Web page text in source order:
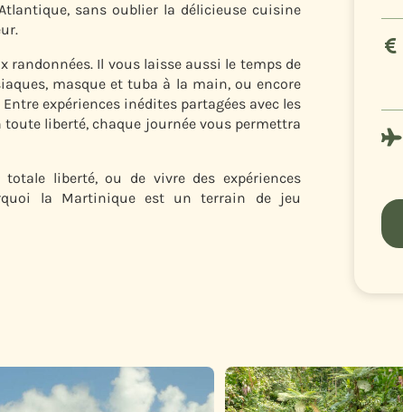
sans oublier la délicieuse cuisine
randonnées. Il vous laisse aussi le temps de
masque et tuba à la main, ou encore
expériences inédites partagées avec les
liberté, chaque journée vous permettra
totale liberté, ou de vivre des expériences
la Martinique est un terrain de jeu

